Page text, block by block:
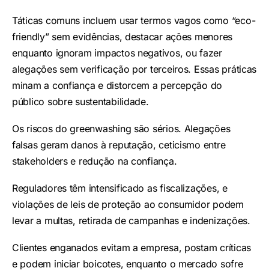
Táticas comuns incluem usar termos vagos como “eco-
friendly” sem evidências, destacar ações menores
enquanto ignoram impactos negativos, ou fazer
alegações sem verificação por terceiros. Essas práticas
minam a confiança e distorcem a percepção do
público sobre sustentabilidade.
Os riscos do greenwashing são sérios. Alegações
falsas geram danos à reputação, ceticismo entre
stakeholders e redução na confiança.
Reguladores têm intensificado as fiscalizações, e
violações de leis de proteção ao consumidor podem
levar a multas, retirada de campanhas e indenizações.
Clientes enganados evitam a empresa, postam críticas
e podem iniciar boicotes, enquanto o mercado sofre